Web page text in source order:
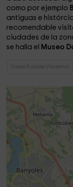
como por ejemplo
antiguas e
recomendable
ciudades de la
se halla el
Museo
Casas Rurales Vilavenut